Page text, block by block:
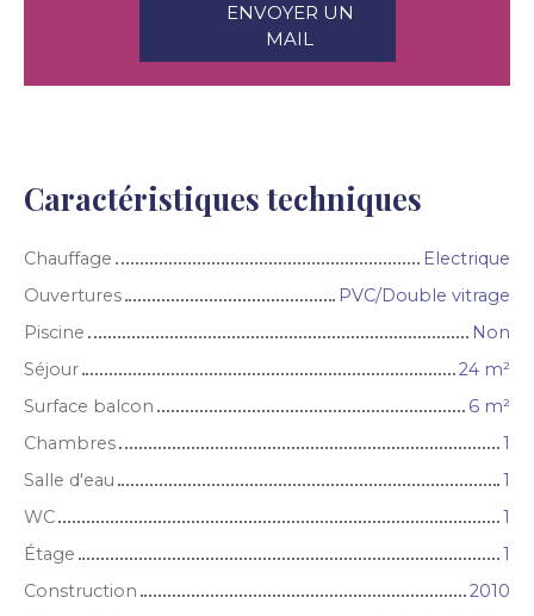
ENVOYER UN
MAIL
Caractéristiques techniques
Chauffage
Electrique
Ouvertures
PVC/Double vitrage
Piscine
Non
Séjour
24 m²
Surface balcon
6 m²
Chambres
1
Salle d'eau
1
WC
1
Étage
1
Construction
2010